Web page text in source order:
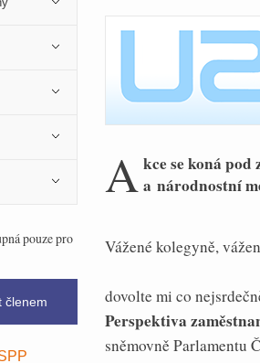
pouze pro
členem
A kce se koná
a národnostní
Vážené kolegyně,
dovolte mi co
Perspektiva
sněmovně Parlamentu